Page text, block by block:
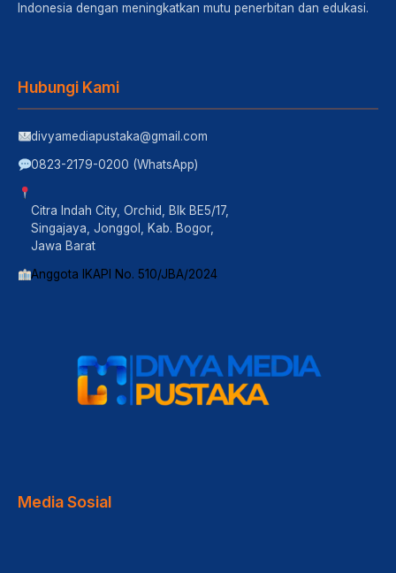
Indonesia dengan meningkatkan mutu penerbitan dan edukasi.
Hubungi Kami
divyamediapustaka@gmail.com
0823-2179-0200 (WhatsApp)
Citra Indah City, Orchid, Blk BE5/17,
Singajaya, Jonggol, Kab. Bogor,
Jawa Barat
Anggota IKAPI No. 510/JBA/2024
Media Sosial